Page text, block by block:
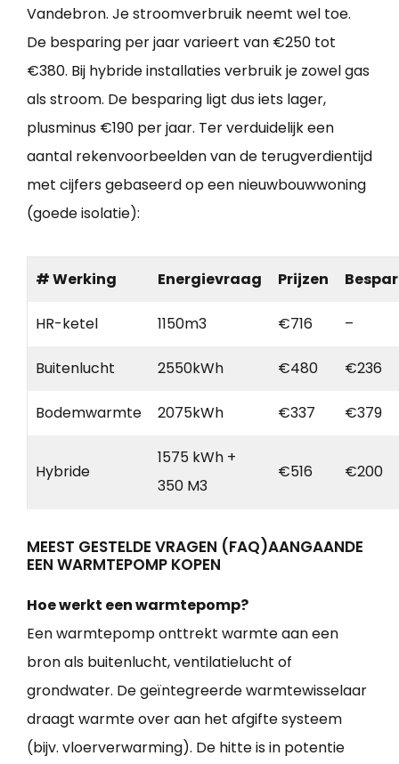
Vandebron. Je stroomverbruik neemt wel toe.
De besparing per jaar varieert van €250 tot
€380. Bij hybride installaties verbruik je zowel gas
als stroom. De besparing ligt dus iets lager,
plusminus €190 per jaar. Ter verduidelijk een
aantal rekenvoorbeelden van de terugverdientijd
met cijfers gebaseerd op een nieuwbouwwoning
(goede isolatie):
# Werking Energievraag Prijzen
HR-ketel 1150m3 €716 –
Buitenlucht 2550kWh €480 €236
Bodemwarmte 2075kWh €337 €379
Hybride
1575 kWh +
350 M3
€516 €200
MEEST GESTELDE VRAGEN (FAQ)AANGAANDE
EEN WARMTEPOMP KOPEN
Hoe werkt een warmtepomp?
Een warmtepomp onttrekt warmte aan een
bron als buitenlucht, ventilatielucht of
grondwater. De geïntegreerde warmtewisselaar
draagt warmte over aan het afgifte systeem
(bijv. vloerverwarming). De hitte is in potentie